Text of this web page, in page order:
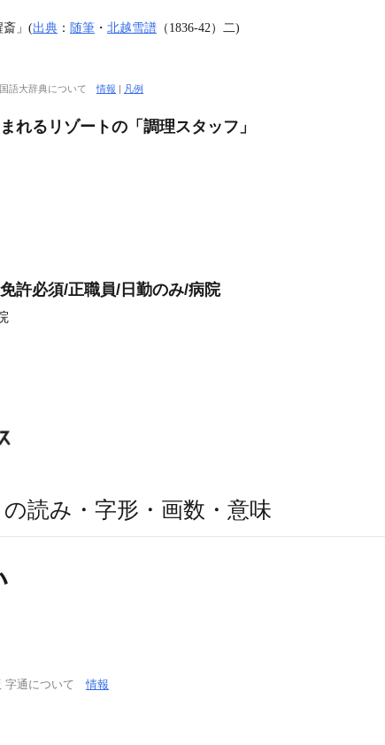
斎」(出典 ： 随筆 ・ 北越雪譜 （1836‐42）二)
国語大辞典について情報 | 凡例
れるリゾートの「調理スタッフ」
許必須/正職員/日勤のみ/病院
の読み・字形・画数・意味
字通について情報